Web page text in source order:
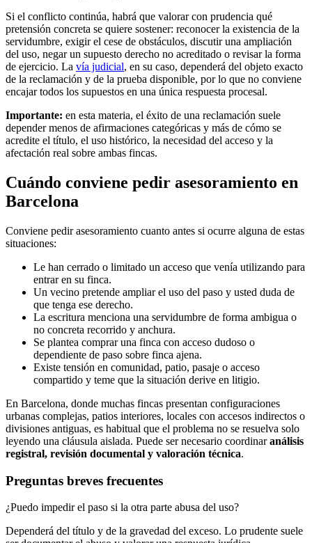
Si el conflicto continúa, habrá que valorar con prudencia qué
pretensión concreta se quiere sostener: reconocer la existencia de la
servidumbre, exigir el cese de obstáculos, discutir una ampliación
del uso, negar un supuesto derecho no acreditado o revisar la forma
de ejercicio. La vía judicial, en su caso, dependerá del objeto exacto
de la reclamación y de la prueba disponible, por lo que no conviene
encajar todos los supuestos en una única respuesta procesal.
Importante: en esta materia, el éxito de una reclamación suele
depender menos de afirmaciones categóricas y más de cómo se
acredite el título, el uso histórico, la necesidad del acceso y la
afectación real sobre ambas fincas.
Cuándo conviene pedir asesoramiento en
Barcelona
Conviene pedir asesoramiento cuanto antes si ocurre alguna de estas
situaciones:
Le han cerrado o limitado un acceso que venía utilizando para
entrar en su finca.
Un vecino pretende ampliar el uso del paso y usted duda de
que tenga ese derecho.
La escritura menciona una servidumbre de forma ambigua o
no concreta recorrido y anchura.
Se plantea comprar una finca con acceso dudoso o
dependiente de paso sobre finca ajena.
Existe tensión en comunidad, patio, pasaje o acceso
compartido y teme que la situación derive en litigio.
En Barcelona, donde muchas fincas presentan configuraciones
urbanas complejas, patios interiores, locales con accesos indirectos o
divisiones antiguas, es habitual que el problema no se resuelva solo
leyendo una cláusula aislada. Puede ser necesario coordinaranálisis
registral, revisión documental y valoración técnica.
Preguntas breves frecuentes
¿Puedo impedir el paso si la otra parte abusa del uso?
Dependerá del título y de la gravedad del exceso. Lo prudente suele